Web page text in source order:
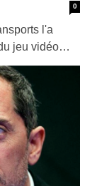
0
l'a
jeu vidéo…